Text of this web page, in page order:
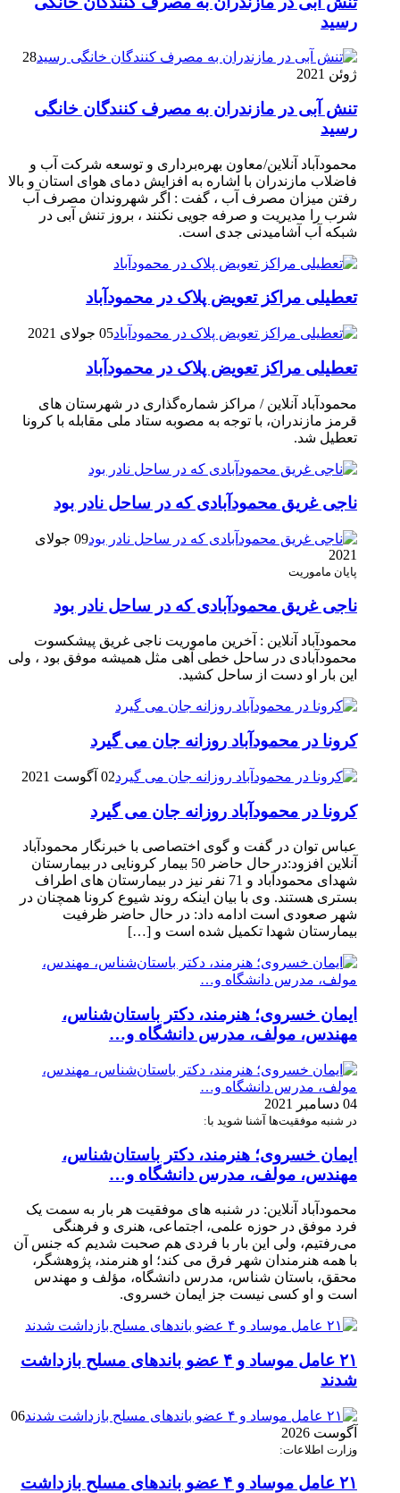
رسيد
28
ژوئن 2021
تنش آبی در مازندران به مصرف كنندگان خانگی
رسيد
محمودآباد آنلاین/معاون بهره‌برداری و توسعه شرکت آب و
فاضلاب مازندران با اشاره به افزایش دمای هوای استان و بالا
رفتن میزان مصرف آب ، گفت : اگر شهروندان مصرف آب
شرب را مدیریت و صرفه جویی نکنند ، بروز تنش آبی در
شبکه آب آشامیدنی جدی است.
تعطیلی مراکز تعویض پلاک در محمودآباد
05 جولای 2021
تعطیلی مراکز تعویض پلاک در محمودآباد
محمودآباد آنلاین / مراکز شماره‌گذاری در شهر‌ستان های
قرمز مازندران، با توجه به مصوبه ستاد ملی مقابله با کرونا
تعطیل شد.
ناجی غریق محمودآبادی که در ساحل نادر بود
09 جولای
2021
پایان ماموریت
ناجی غریق محمودآبادی که در ساحل نادر بود
محمودآباد آنلاین : آخرین ماموریت ناجی غریق پیشکسوت
محمودآبادی در ساحل خطی آهی مثل همیشه موفق بود ، ولی
این بار او دست از ساحل کشید.
کرونا در محمودآباد روزانه جان می گیرد
02 آگوست 2021
کرونا در محمودآباد روزانه جان می گیرد
عباس توان در گفت و گوی اختصاصی با خبرنگار محمودآباد
آنلاین افزود:در حال حاضر 50 بیمار کرونایی در بیمارستان
شهدای محمودآباد و 71 نفر نیز در بیمارستان های اطراف
بستری هستند. وی با بیان اینکه روند شیوع کرونا همچنان در
شهر صعودی است ادامه داد: در حال حاضر ظرفیت
بیمارستان شهدا تکمیل شده است و […]
ایمان خسروی؛ هنرمند، دکتر باستان‌شناس،
مهندس، مولف، مدرس دانشگاه و…
04 دسامبر 2021
در شنبه موفقیت‌ها آشنا شوید با:
ایمان خسروی؛ هنرمند، دکتر باستان‌شناس،
مهندس، مولف، مدرس دانشگاه و…
محمودآباد آنلاین: در شنبه های موفقیت هر بار به سمت یک
فرد موفق در حوزه علمی، اجتماعی، هنری و فرهنگی
می‌رفتیم، ولی این بار با فردی هم صحبت شدیم که جنس آن
با همه هنرمندان شهر فرق می کند؛ او هنرمند، پژوهشگر،
محقق، باستان شناس، مدرس دانشگاه، مؤلف و مهندس
است و او کسی نیست جز ایمان خسروی.
۲۱ عامل موساد و ۴ عضو باند‌های مسلح بازداشت
شدند
06
آگوست 2026
وزارت اطلاعات:
۲۱ عامل موساد و ۴ عضو باند‌های مسلح بازداشت